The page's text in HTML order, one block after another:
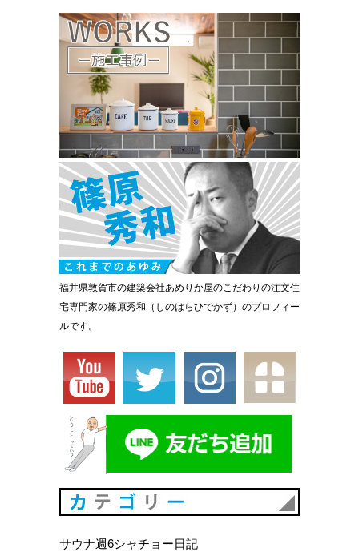
福井県敦賀市の建築会社あめりか屋のこだわりの注文住
宅専門家の篠原秀和（しのはらひでかず）のプロフィー
ルです。
サウナ週6シャチョー日記